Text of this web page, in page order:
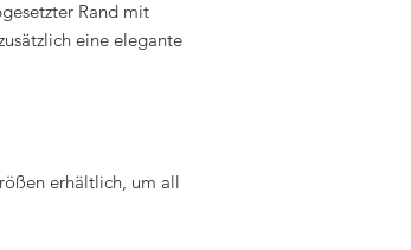
Rand mit
eine elegante
erhältlich, um all